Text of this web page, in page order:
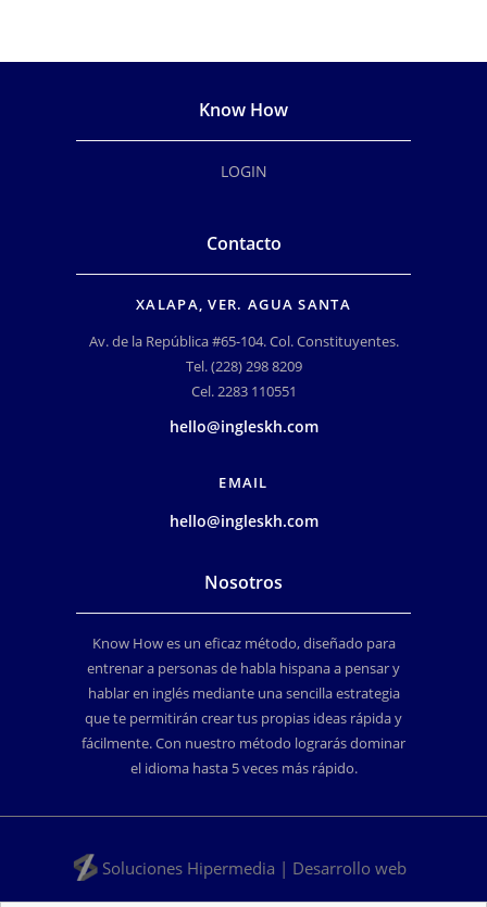
Know How
LOGIN
Contacto
XALAPA, VER. AGUA SANTA
Av. de la República #65-104. Col. Constituyentes.
Tel. (228) 298 8209
Cel. 2283 110551
hello@ingleskh.com
EMAIL
hello@ingleskh.com
Nosotros
Know How es un eficaz método, diseñado para
entrenar a personas de habla hispana a pensar y
hablar en inglés mediante una sencilla estrategia
que te permitirán crear tus propias ideas rápida y
fácilmente. Con nuestro método lograrás dominar
el idioma hasta 5 veces más rápido.
Soluciones Hipermedia | Desarrollo web